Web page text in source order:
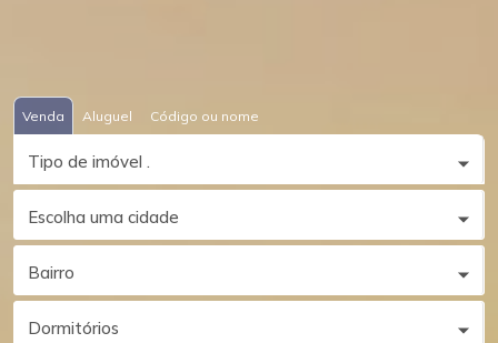
Venda Aluguel Código ou nome
Tipo de imóvel .
Escolha uma cidade
Bairro
Dormitórios